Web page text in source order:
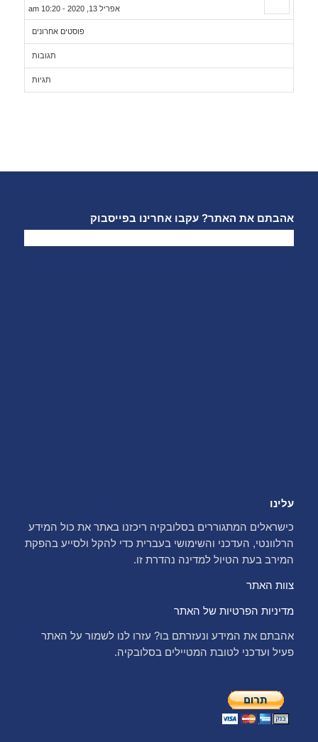
אפריל 13, 2020 - 10:20 am
פוסטים אחרונים
תגובות
תגיות
אהבתם את האתר? עקבו אחרינו בפייסבוק
עלינו
כישראלים המתגוררים בסלובקיה ריכזנו באתר את כול המידע
הרלוונטי, העדכני והשימושי בעברית כדי להקל ולסייע בהפקת
המירב בעת הטיול למדינה נהדרת זו.
צוות האתר
מדיניות הפרטיות של האתר
אהבתם את המידע ונעזרתם בו? עזרו לנו לשמור על האתר
פעיל ועדכני לטובת המטיילים בסלובקיה.